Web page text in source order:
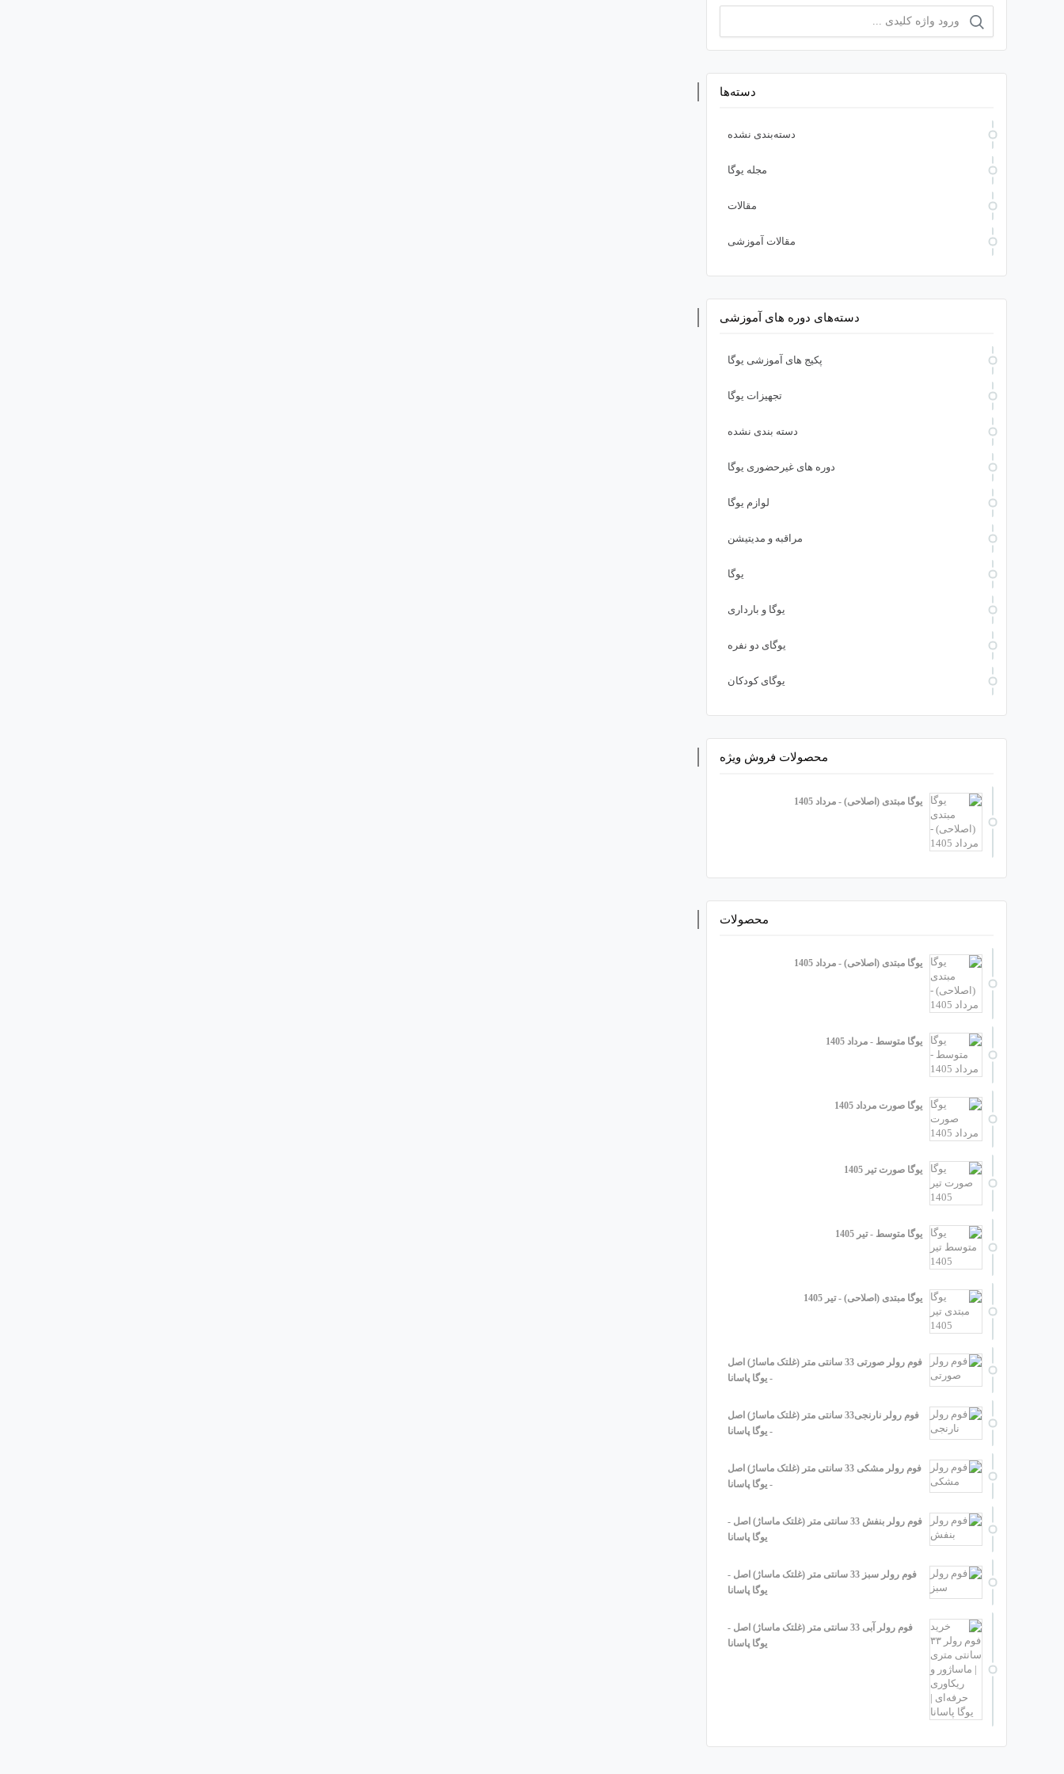
دسته‌ها
دسته‌بندی نشده
مجله یوگا
مقالات
مقالات آموزشی
دسته‌های دوره های آموزشی
پکیج های آموزشی یوگا
تجهیزات یوگا
دسته بندی نشده
دوره های غیرحضوری یوگا
لوازم یوگا
مراقبه و مدیتیشن
یوگا
یوگا و بارداری
یوگای دو نفره
یوگای کودکان
محصولات فروش ویژه
یوگا مبتدی (اصلاحی) - مرداد 1405
محصولات
یوگا مبتدی (اصلاحی) - مرداد 1405
یوگا متوسط - مرداد 1405
یوگا صورت مرداد 1405
یوگا صورت تیر 1405
یوگا متوسط - تیر 1405
یوگا مبتدی (اصلاحی) - تیر 1405
فوم رولر صورتی 33 سانتی متر (غلتک ماساژ) اصل
- یوگا پاسانا
فوم رولر نارنجی33 سانتی متر (غلتک ماساژ) اصل
- یوگا پاسانا
فوم رولر مشکی 33 سانتی متر (غلتک ماساژ) اصل
- یوگا پاسانا
فوم رولر بنفش 33 سانتی متر (غلتک ماساژ) اصل -
یوگا پاسانا
فوم رولر سبز 33 سانتی متر (غلتک ماساژ) اصل -
یوگا پاسانا
فوم رولر آبی 33 سانتی متر (غلتک ماساژ) اصل -
یوگا پاسانا